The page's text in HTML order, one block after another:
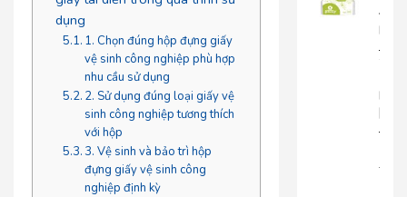
dụng
1. Chọn đúng hộp đựng giấy
vệ sinh công nghiệp phù hợp
nhu cầu sử dụng
2. Sử dụng đúng loại giấy vệ
sinh công nghiệp tương thích
với hộp
3. Vệ sinh và bảo trì hộp
đựng giấy vệ sinh công
nghiệp định kỳ
Đa
20-
Lớp
|